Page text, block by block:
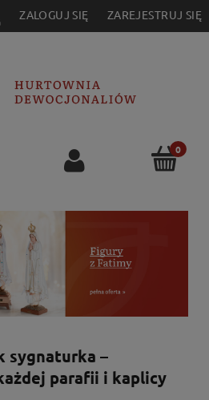
ZALOGUJ SIĘ ZAREJESTRUJ SIĘ
sygnaturka –
parafii i kaplicy